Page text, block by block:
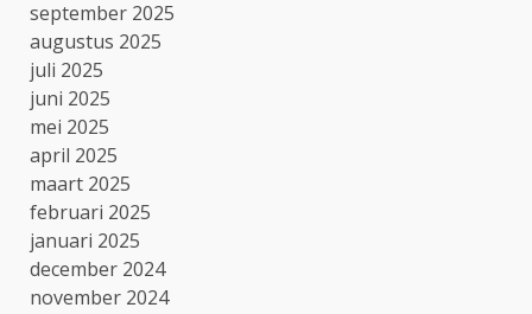
september 2025
augustus 2025
juli 2025
juni 2025
mei 2025
april 2025
maart 2025
februari 2025
januari 2025
december 2024
november 2024